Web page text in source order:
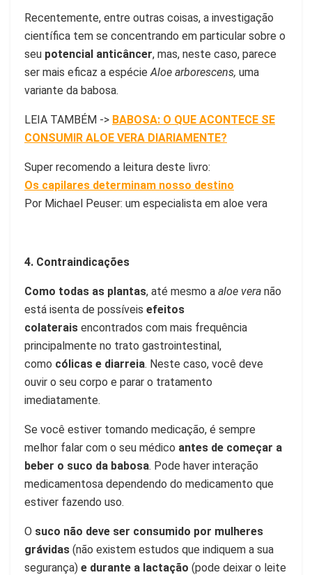
Recentemente, entre outras coisas, a investigação
científica tem se concentrando em particular sobre o
seu potencial anticâncer, mas, neste caso, parece
ser mais eficaz a espécieAloe arborescens, uma
variante da babosa.
LEIA TAMBÉM -> BABOSA: O QUE ACONTECE SE
CONSUMIR ALOE VERA DIARIAMENTE?
Super recomendo a leitura deste livro:
Os capilares determinam nosso destino
Por Michael Peuser: um especialista em aloe vera
4. Contraindicações
Como todas as plantas, até mesmo a aloe vera não
está isenta de possíveis efeitos
colaterais encontrados com mais frequência
principalmente no trato gastrointestinal,
como cólicas e diarreia. Neste caso, você deve
ouvir o seu corpo e parar o tratamento
imediatamente.
Se você estiver tomando medicação, é sempre
melhor falar com o seu médico antes de começar a
beber o suco da babosa. Pode haver interação
medicamentosa dependendo do medicamento que
estiver fazendo uso.
O suco não deve ser consumido por mulheres
grávidas (não existem estudos que indiquem a sua
segurança) e durante a lactação (pode deixar o leite